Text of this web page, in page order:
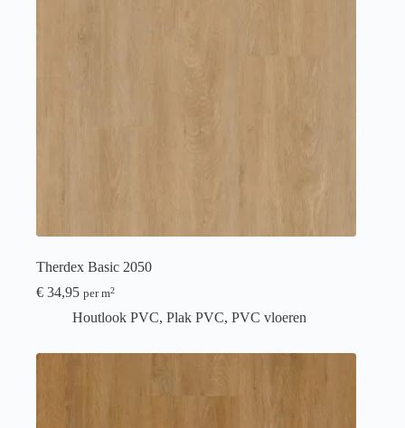
Therdex Basic 2050
€ 34,95 per m2
Houtlook PVC, Plak PVC, PVC vloeren